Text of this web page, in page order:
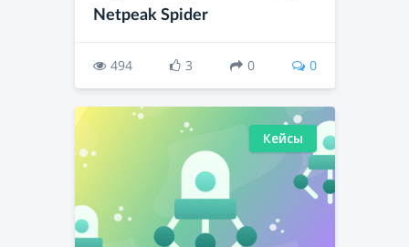
Netpeak Spider
494 3 0 0
Кейсы